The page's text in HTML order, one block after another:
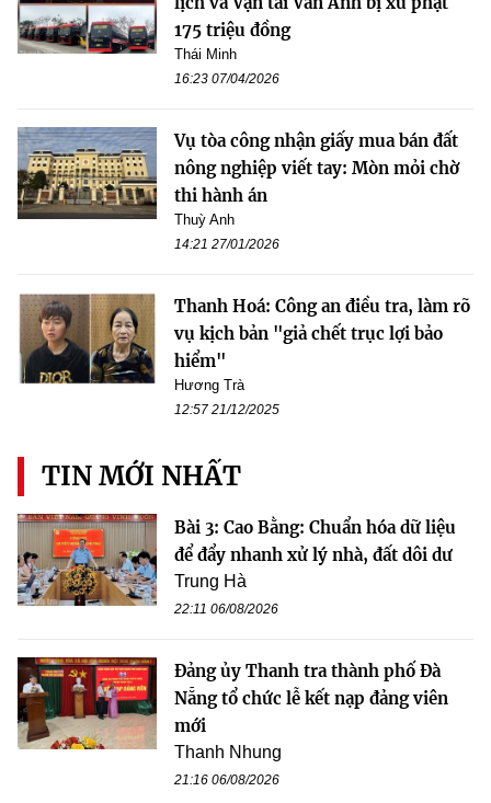
175 triệu đồng
Thái Minh
16:23 07/04/2026
Vụ tòa công nhận giấy mua bán đất
nông nghiệp viết tay: Mòn mỏi chờ
thi hành án
Thuỳ Anh
14:21 27/01/2026
Thanh Hoá: Công an điều tra, làm rõ
vụ kịch bản "giả chết trục lợi bảo
hiểm"
Hương Trà
12:57 21/12/2025
TIN MỚI NHẤT
Bài 3: Cao Bằng: Chuẩn hóa dữ liệu
để đẩy nhanh xử lý nhà, đất dôi dư
Trung Hà
22:11 06/08/2026
Đảng ủy Thanh tra thành phố Đà
Nẵng tổ chức lễ kết nạp đảng viên
mới
Thanh Nhung
21:16 06/08/2026